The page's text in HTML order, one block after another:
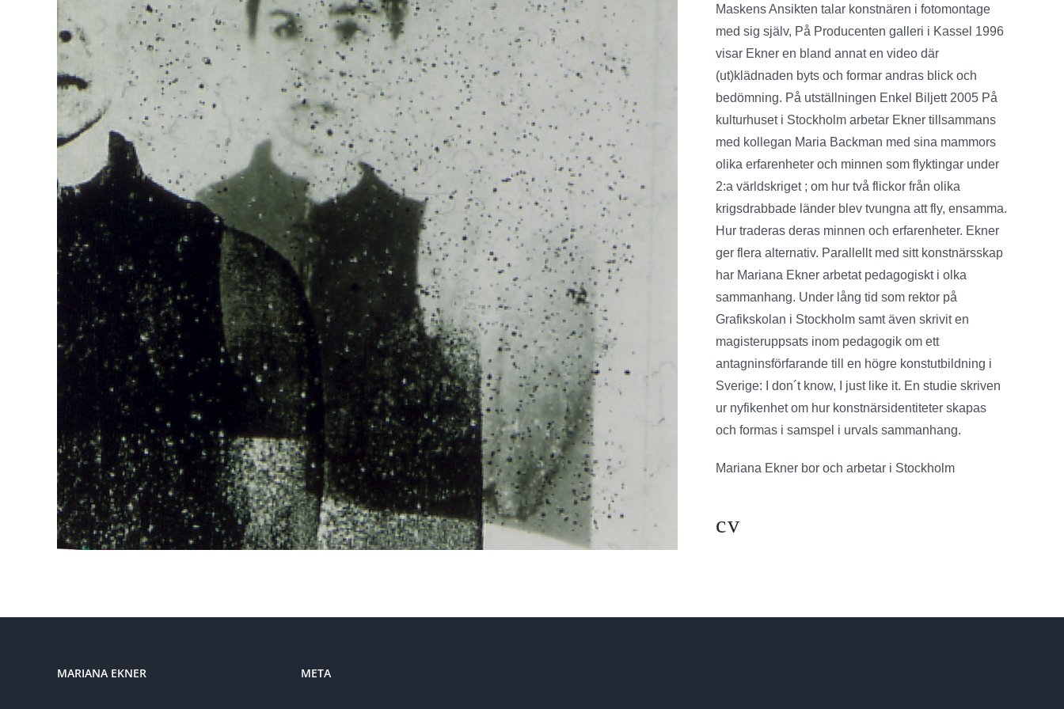
Maskens Ansikten talar konstnären i fotomontage
med sig själv, På Producenten galleri i Kassel 1996
visar Ekner en bland annat en video där
(ut)klädnaden byts och formar andras blick och
bedömning. På utställningen Enkel Biljett 2005 På
kulturhuset i Stockholm arbetar Ekner tillsammans
med kollegan Maria Backman med sina mammors
olika erfarenheter och minnen som flyktingar under
2:a världskriget ; om hur två flickor från olika
krigsdrabbade länder blev tvungna att fly, ensamma.
Hur traderas deras minnen och erfarenheter. Ekner
ger flera alternativ. Parallellt med sitt konstnärsskap
har Mariana Ekner arbetat pedagogiskt i olka
sammanhang. Under lång tid som rektor på
Grafikskolan i Stockholm samt även skrivit en
magisteruppsats inom pedagogik om ett
antagninsförfarande till en högre konstutbildning i
Sverige: I don´t know, I just like it. En studie skriven
ur nyfikenhet om hur konstnärsidentiteter skapas
och formas i samspel i urvals sammanhang.
Mariana Ekner bor och arbetar i Stockholm
cv
MARIANA EKNER META